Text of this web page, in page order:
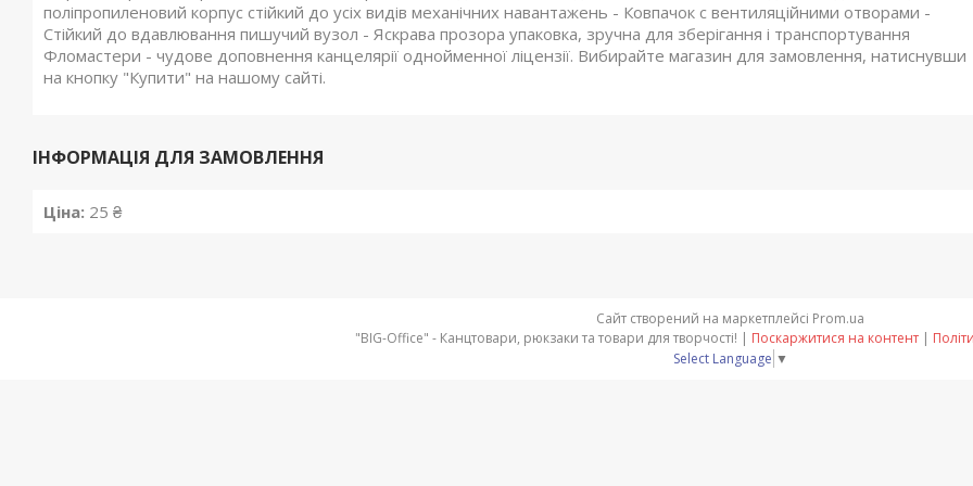
поліпропиленовий корпус стійкий до усіх видів механічних навантажень - Ковпачок с вентиляційними отворами -
Стійкий до вдавлювання пишучий вузол - Яскрава прозора упаковка, зручна для зберігання і транспортування
Фломастери - чудове доповнення канцелярії однойменної ліцензії. Вибирайте магазин для замовлення, натиснувши
на кнопку "Купити" на нашому сайті.
ІНФОРМАЦІЯ ДЛЯ ЗАМОВЛЕННЯ
Ціна: 25 ₴
Сайт створений на маркетплейсі Prom.ua
"BIG-Office" - Канцтовари, рюкзаки та товари для творчості! | Поскаржитися на контент |
Select Language ▼